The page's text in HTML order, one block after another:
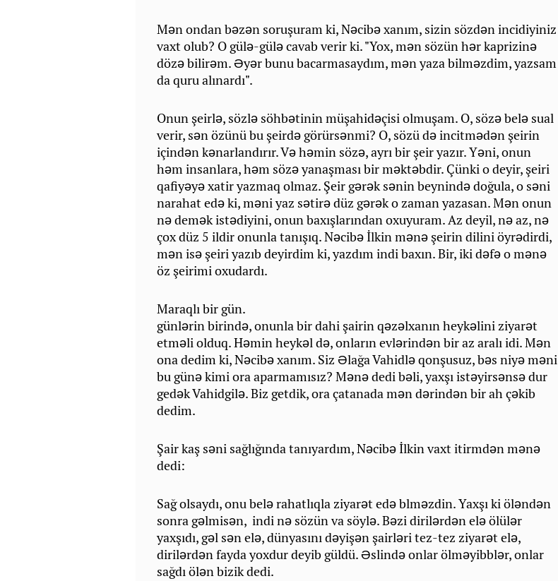
Mən ondan bəzən soruşuram ki, Nəcibə xanım, sizin sözdən incidiyiniz
vaxt olub? O gülə-gülə cavab verir ki. "Yox, mən sözün hər kaprizinə
dözə bilirəm. Əyər bunu bacarmasaydım, mən yaza bilməzdim, yazsam
da quru alınardı".
Onun şeirlə, sözlə söhbətinin müşahidəçisi olmuşam. O, sözə belə sual
verir, sən özünü bu şeirdə görürsənmi? O, sözü də incitmədən şeirin
içindən kənarlandırır. Və həmin sözə, ayrı bir şeir yazır. Yəni, onun
həm insanlara, həm sözə yanaşması bir məktəbdir. Çünki o deyir, şeiri
qafiyəyə xatir yazmaq olmaz. Şeir gərək sənin beynində doğula, o səni
narahat edə ki, məni yaz sətirə düz gərək o zaman yazasan. Mən onun
nə demək istədiyini, onun baxışlarından oxuyuram. Az deyil, nə az, nə
çox düz 5 ildir onunla tanışıq. Nəcibə İlkin mənə şeirin dilini öyrədirdi,
mən isə şeiri yazıb deyirdim ki, yazdım indi baxın. Bir, iki dəfə o mənə
öz şeirimi oxudardı.
Maraqlı bir gün.
günlərin birində, onunla bir dahi şairin qəzəlxanın heykəlini ziyarət
etməli olduq. Həmin heykəl də, onların evlərindən bir az aralı idi. Mən
ona dedim ki, Nəcibə xanım. Siz Əlağa Vahidlə qonşusuz, bəs niyə məni
bu günə kimi ora aparmamısız? Mənə dedi bəli, yaxşı istəyirsənsə dur
gedək Vahidgilə. Biz getdik, ora çatanada mən dərindən bir ah çəkib
dedim.
Şair kaş səni sağlığında tanıyardım, Nəcibə İlkin vaxt itirmdən mənə
dedi:
Sağ olsaydı, onu belə rahatlıqla ziyarət edə blməzdin. Yaxşı ki öləndən
sonra gəlmisən, indi nə sözün va söylə. Bəzi dirilərdən elə ölülər
yaxşıdı, gəl sən elə, dünyasını dəyişən şairləri tez-tez ziyarət elə,
dirilərdən fayda yoxdur deyib güldü. Əslində onlar ölməyibblər, onlar
sağdı ölən bizik dedi.